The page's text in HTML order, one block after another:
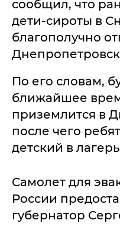
сообщил, что
дети-сироты в
благополучно
По его словам,
ближайшее
приземлится в
после чего
детский в
Самолет для
России
губернатор